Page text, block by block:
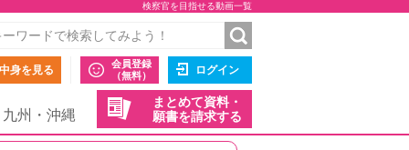
検察官を目指せる動画一覧
身を見る
会員登録
（無料）
ログイン
まとめて資料・
願書を請求する
九州・沖縄